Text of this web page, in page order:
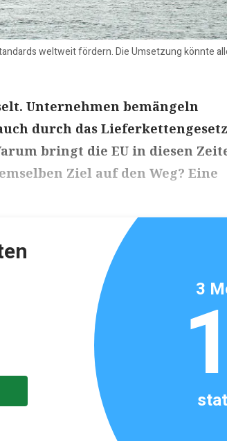
weltweit fördern. Die Umsetzung könnte
Unternehmen bemängeln
durch das
bringt die EU in diesen
Ziel auf den Weg? Eine
3